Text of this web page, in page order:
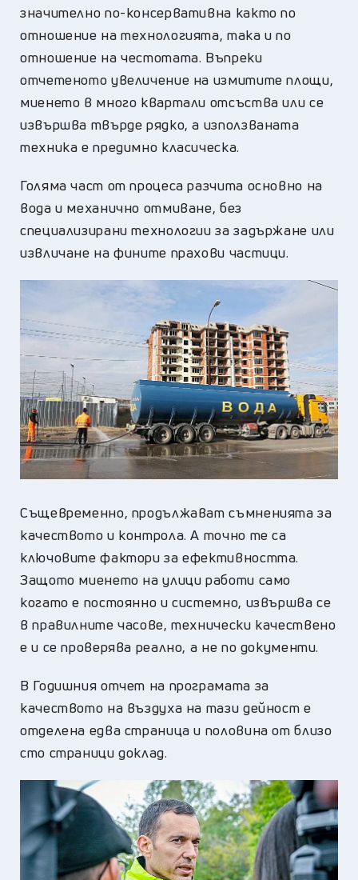
значително по-консервативна както по
отношение на технологията, така и по
отношение на честотата. Въпреки
отчетеното увеличение на измитите площи,
миенето в много квартали отсъства или се
извършва твърде рядко, а използваната
техника е предимно класическа.
Голяма част от процеса разчита основно на
вода и механично отмиване, без
специализирани технологии за задържане или
извличане на фините прахови частици.
Същевременно, продължават съмненията за
качеството и контрола. А точно те са
ключовите фактори за ефективността.
Защото миенето на улици работи само
когато е постоянно и системно, извършва се
в правилните часове, технически качествено
е и се проверява реално, а не по документи.
В Годишния отчет на програмата за
качеството на въздуха на тази дейност е
отделена едва страница и половина от близо
сто страници доклад.